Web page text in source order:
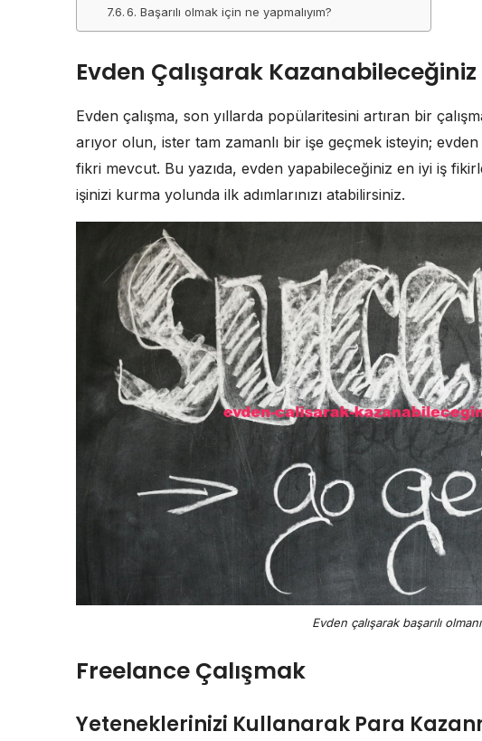
6. Başarılı olmak için ne yapmalıyım?
Evden Çalışarak
Evden çalışma, son yıllarda popülaritesini artıran bir
arıyor olun, ister tam zamanlı bir işe geçmek isteyin;
fikri mevcut. Bu yazıda, evden yapabileceğiniz en iyi iş
işinizi kurma yolunda ilk adımlarınızı atabilirsiniz.
Evden çalışarak başarılı
Freelance Çalışmak
Yeteneklerinizi Kullanarak Para